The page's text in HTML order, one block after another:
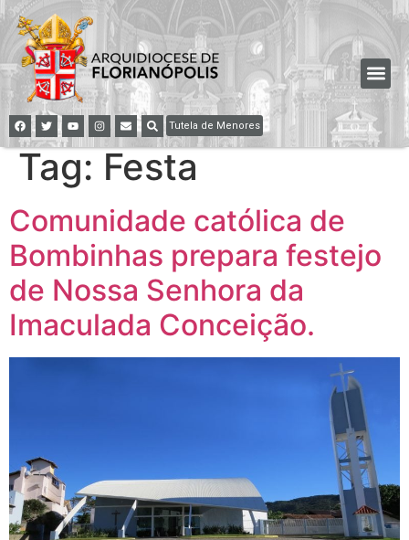
Tutela de Menores
Tag: Festa
Comunidade católica de
Bombinhas prepara festejo
de Nossa Senhora da
Imaculada Conceição.